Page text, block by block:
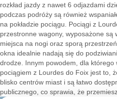
rozkład jazdy z nawet 6 odjazdami
podczas podróży są również
na pokładzie pociągu. Pociągi z
przestronne wagony, wyposażone
miejsca na nogi oraz sporą
okna idealnie nadają się do
drodze. Innym powodem, dla
pociągiem z Lourdes do Foix jest to,
blisko centrów miast i są łatwo
publicznego, co sprawia, że